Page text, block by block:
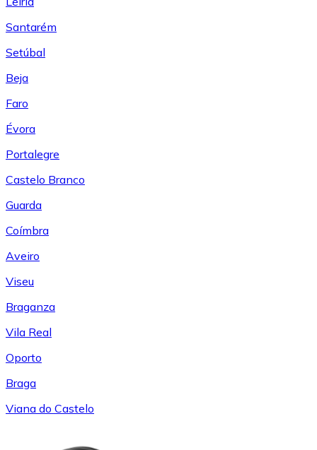
Santarém
Setúbal
Beja
Faro
Évora
Portalegre
Castelo Branco
Guarda
Coímbra
Aveiro
Viseu
Braganza
Vila Real
Oporto
Braga
Viana do Castelo